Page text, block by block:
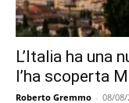
L’Italia ha una
l’ha scoperta
Roberto Gremmo - 08/08/